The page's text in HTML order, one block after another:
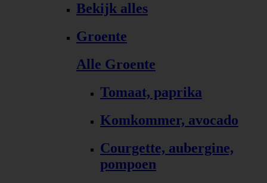
Bekijk alles
Groente
Alle Groente
Tomaat, paprika
Komkommer, avocado
Courgette, aubergine,
pompoen